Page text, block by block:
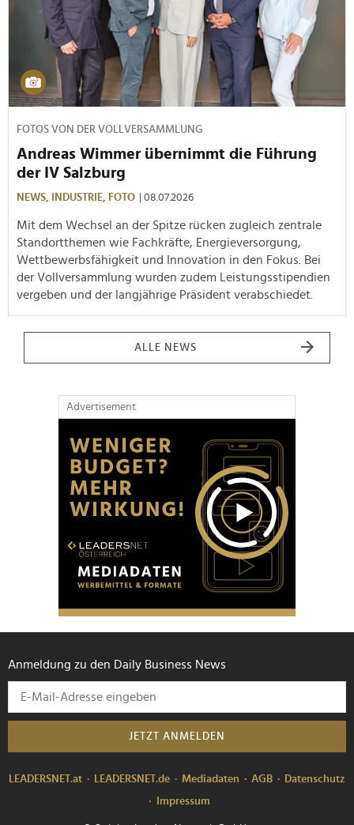
FOTOS VON DER VOLLVERSAMMLUNG
Andreas Wimmer übernimmt die Führung
der IV Salzburg
NEWS, INDUSTRIE, FOTO | 08.07.2026
Mit dem Wechsel an der Spitze rücken zugleich zentrale
Standortthemen wie Fachkräfte, Energieversorgung,
Wettbewerbsfähigkeit und Innovation in den Fokus. Bei
der Vollversammlung wurden zudem Leistungsstipendien
vergeben und der langjährige Präsident verabschiedet.
ALLE NEWS
Advertisement
Anmeldung zu den Daily Business News
JETZT ANMELDEN
LEADERSNET.at LEADERSNET.de Mediadaten AGB
Datenschutz
Impressum